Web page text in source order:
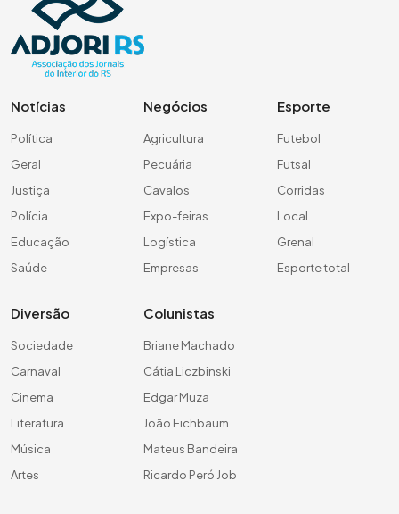
Notícias
Política
Geral
Justiça
Polícia
Educação
Saúde
Negócios
Agricultura
Pecuária
Cavalos
Expo-feiras
Logística
Empresas
Esporte
Futebol
Futsal
Corridas
Local
Grenal
Esporte total
Diversão
Sociedade
Carnaval
Cinema
Literatura
Música
Artes
Colunistas
Briane Machado
Cátia Liczbinski
Edgar Muza
João Eichbaum
Mateus Bandeira
Ricardo Peró Job